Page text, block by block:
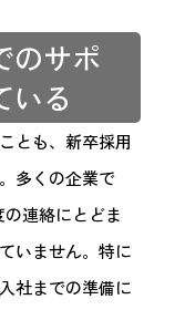
のサポ
いる
とも、新卒採用
多くの企業で
連絡にとどま
いません。特に
社までの準備に